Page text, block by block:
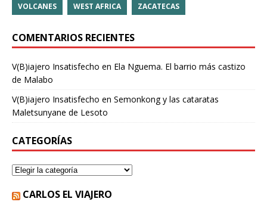
VOLCANES WEST AFRICA ZACATECAS
COMENTARIOS RECIENTES
V(B)iajero Insatisfecho en Ela Nguema. El barrio más castizo
de Malabo
V(B)iajero Insatisfecho en Semonkong y las cataratas
Maletsunyane de Lesoto
CATEGORÍAS
CARLOS EL VIAJERO